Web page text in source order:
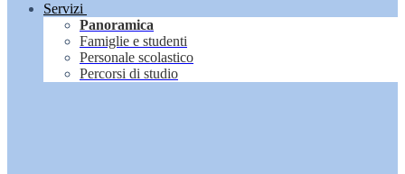
Servizi
Panoramica
Famiglie e studenti
Personale scolastico
Percorsi di studio